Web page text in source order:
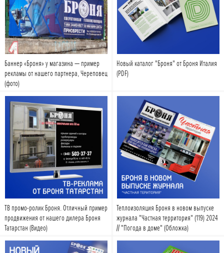
Подробнее
Баннер «Броня» у магазина — пример
рекламы от нашего партнера, Череповец
(фото)
Подробнее
Новый каталог "Броня" от Броня Италия
(PDF)
Подробнее
ТВ промо-ролик Броня. Отличный пример
продвижения от нашего дилера Броня
Татарстан (Видео)
Подробнее
Теплоизоляция Броня в новом выпуске
журнала "Частная территория" (119) 2024
// "Погода в доме" (Обложка)